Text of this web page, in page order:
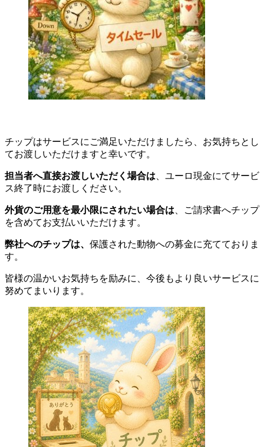
チップはサービスにご満足いただけましたら、お気持ちとし
てお渡しいただけますと幸いです。
担当者へ直接お渡しいただく場合は 、ユーロ現金にてサービ
ス終了時にお渡しください。
外貨のご用意を最小限にされたい場合は 、ご請求書へチップ
を含めてお支払いいただけます。
弊社へのチップは、 保護された動物への募金に充てておりま
す。
皆様の温かいお気持ちを励みに、今後もより良いサービスに
努めてまいります。